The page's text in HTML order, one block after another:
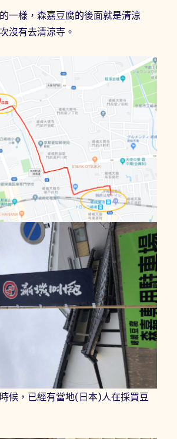
一樣，森嘉豆腐的後面就是清涼
沒有去清涼寺。
候，已經有當地(日本)人在採買豆